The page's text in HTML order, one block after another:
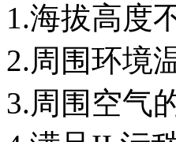
1.海拔高度
2.周围环境
3.周围空气